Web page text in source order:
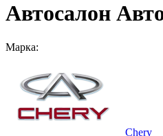
Автосалон
Марка:
Chery